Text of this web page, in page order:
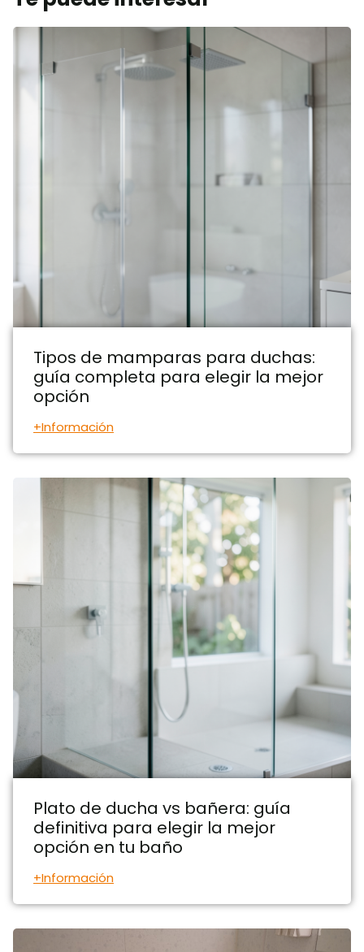
Tipos de mamparas para duchas:
guía completa para elegir la mejor
opción
+Información
Plato de ducha vs bañera: guía
definitiva para elegir la mejor
opción en tu baño
+Información